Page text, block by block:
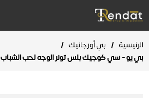
الرئيسية / بي أورجانيك /
بي يو - سي كوجيك بلس تونر الوجه لحب الشباب